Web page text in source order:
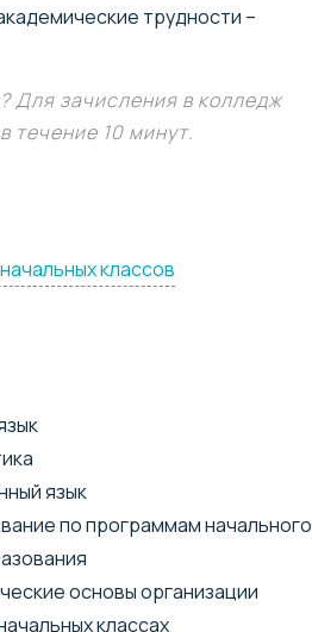
трудности –
Для зачисления в колледж
течение 10 минут.
классов
язык
по программам начального
основы организации
классах
перспективами.